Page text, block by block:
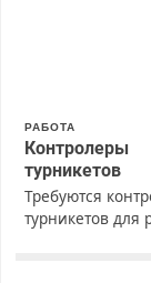
РАБОТА
Контролеры
турникетов
Требуются
турникетов для